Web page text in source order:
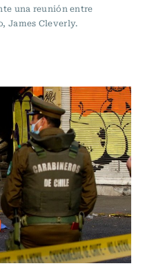
una reunión entre
James Cleverly.